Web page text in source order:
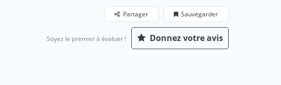
Sauvegarder
Partager
Soyez le premier à évaluer ! Donnez votre avis